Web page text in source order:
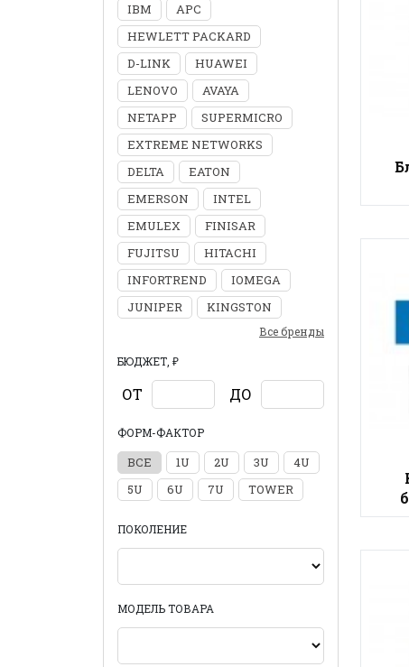
IBM
APC
HEWLETT PACKARD
D-LINK
HUAWEI
LENOVO
AVAYA
NETAPP
SUPERMICRO
EXTREME NETWORKS
DELTA
EATON
EMERSON
INTEL
EMULEX
FINISAR
FUJITSU
HITACHI
INFORTREND
IOMEGA
JUNIPER
KINGSTON
Все бренды
БЮДЖЕТ, ₽
ОТ ДО
ФОРМ-ФАКТОР
ВСЕ 1U 2U 3U
4U
5U
6U 7U TOWER
ПОКОЛЕНИЕ
МОДЕЛЬ ТОВАРА